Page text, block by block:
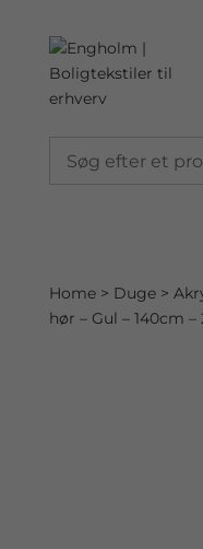
Home> Duge>
hør – Gul – 140cm